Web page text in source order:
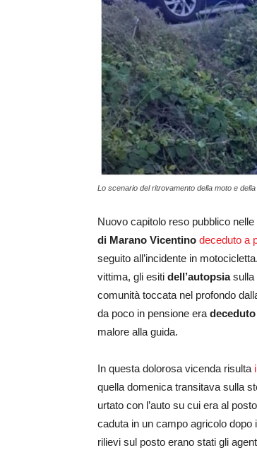
Lo scenario del ritrovamento della moto e
Nuovo capitolo reso pubblico
di Marano Vicentino deceduto a
seguito all’incidente in
vittima, gli esiti dell’autopsiasulla
comunità toccata nel profondo
da poco in pensione era
malore alla guida.
In questa dolorosa vicenda risulta
quella domenica transitava sulla
urtato con l’auto su cui era al
caduta in un campo agricolo dopo
rilievi sul posto erano stati gli